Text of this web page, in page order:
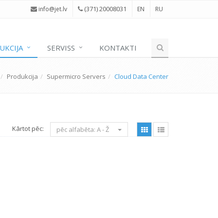
info@jet.lv (371) 20008031 EN RU
SERVISS KONTAKTI
Produkcija Supermicro Servers Cloud Data Center
Kārtot pēc: pēc alfabēta: A - Ž